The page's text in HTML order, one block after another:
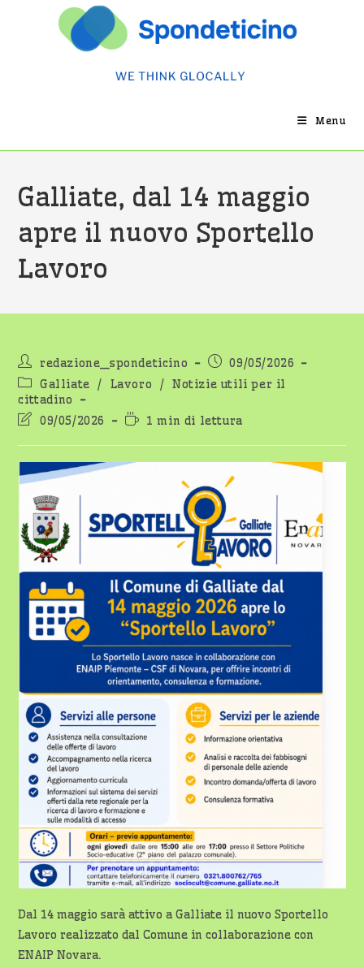
Menu
Galliate, dal 14 maggio
apre il nuovo Sportello
Lavoro
Autore
dell'articolo:
redazione_spondeticino
Articolo
pubblicato:
09/05/2026
Categoria
dell'articolo:
Galliate / Lavoro / Notizie utili per il
cittadino
Ultima
dell'articolo:
09/05/2026
Tempo
lettura:
1 min di lettura
Dal 14 maggio sarà attivo a Galliate il nuovo Sportello
Lavoro realizzato dal Comune in collaborazione con
ENAIP Novara.